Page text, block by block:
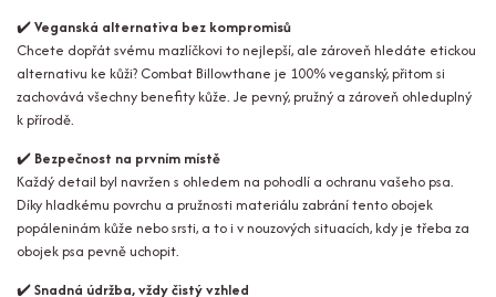
✔️Veganská alternativa bez kompromisů
Chcete dopřát svému mazlíčkovi to nejlepší, ale zároveň hledáte etickou
alternativu ke kůži? Combat Billowthane je 100% veganský, přitom si
zachovává všechny benefity kůže. Je pevný, pružný a zároveň ohleduplný
k přírodě.
✔️ Bezpečnost na prvním místě
Každý detail byl navržen s ohledem na pohodlí a ochranu vašeho psa.
Díky hladkému povrchu a pružnosti materiálu zabrání tento obojek
popáleninám kůže nebo srsti, a to i v nouzových situacích, kdy je třeba za
obojek psa pevně uchopit.
✔️Snadná údržba, vždy čistý vzhled